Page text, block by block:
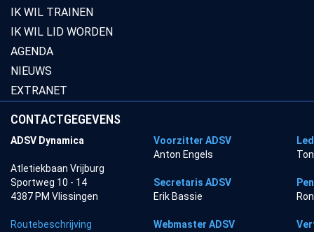
IK WIL TRAINEN
IK WIL LID WORDEN
AGENDA
NIEUWS
EXTRANET
CONTACTGEGEVENS
ADSV Dynamica Voorzitter ADSV
Anton Engels
Atletiekbaan Vrijburg
Sportweg 10 - 14
Secretaris ADSV
4387 PM Vlissingen
Erik Bassie
Routebeschrijving Webmaster ADSV